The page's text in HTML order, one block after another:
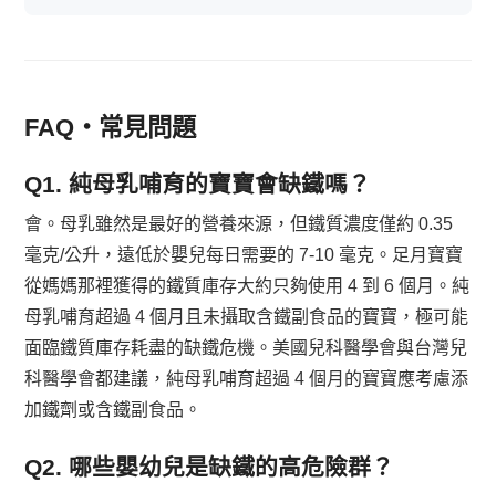
FAQ・常見問題
Q1. 純母乳哺育的寶寶會缺鐵嗎？
會。母乳雖然是最好的營養來源，但鐵質濃度僅約 0.35
毫克/公升，遠低於嬰兒每日需要的 7-10 毫克。足月寶寶
從媽媽那裡獲得的鐵質庫存大約只夠使用 4 到 6 個月。純
母乳哺育超過 4 個月且未攝取含鐵副食品的寶寶，極可能
面臨鐵質庫存耗盡的缺鐵危機。美國兒科醫學會與台灣兒
科醫學會都建議，純母乳哺育超過 4 個月的寶寶應考慮添
加鐵劑或含鐵副食品。
Q2. 哪些嬰幼兒是缺鐵的高危險群？